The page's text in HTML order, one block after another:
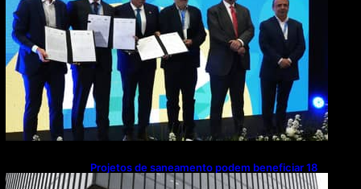
Projetos de saneamento podem beneficiar 18
milhões de brasileiros